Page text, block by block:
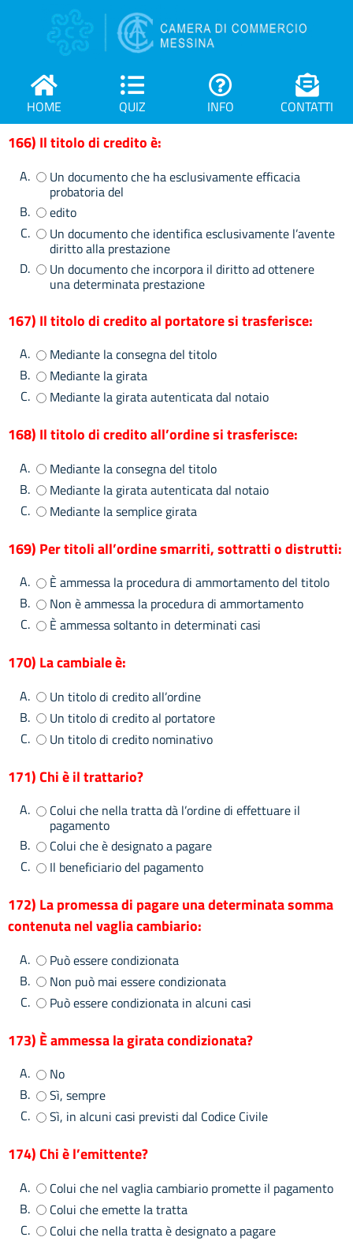
HOME QUIZ INFO CONTATTI
166) Il titolo di credito è:
A. Un documento che ha esclusivamente efficacia
probatoria del
B.
edito
C.
Un documento che identifica esclusivamente l’avente
diritto alla prestazione
D.
Un documento che incorpora il diritto ad ottenere
una determinata prestazione
167) Il titolo di credito al portatore si trasferisce:
A.
Mediante la consegna del titolo
B.
Mediante la girata
C.
Mediante la girata autenticata dal notaio
168) Il titolo di credito all’ordine si trasferisce:
A.
Mediante la consegna del titolo
B.
Mediante la girata autenticata dal notaio
C.
Mediante la semplice girata
169) Per titoli all’ordine smarriti, sottratti o distrutti:
A.
È ammessa la procedura di ammortamento del titolo
B.
Non è ammessa la procedura di ammortamento
C.
È ammessa soltanto in determinati casi
170) La cambiale è:
A.
Un titolo di credito all’ordine
B.
Un titolo di credito al portatore
C.
Un titolo di credito nominativo
171) Chi è il trattario?
A. Colui che nella tratta dà l’ordine di effettuare il
pagamento
B.
Colui che è designato a pagare
C.
Il beneficiario del pagamento
172) La promessa di pagare una determinata somma
contenuta nel vaglia cambiario:
A.
Può essere condizionata
B.
Non può mai essere condizionata
C.
Può essere condizionata in alcuni casi
173) È ammessa la girata condizionata?
A.
No
B.
Sì, sempre
C.
Sì, in alcuni casi previsti dal Codice Civile
174) Chi è l’emittente?
A.
Colui che nel vaglia cambiario promette il pagamento
B.
Colui che emette la tratta
C.
Colui che nella tratta è designato a pagare